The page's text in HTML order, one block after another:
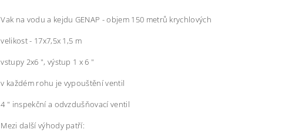
Vak na vodu a kejdu GENAP - objem 150 metrů krychlových
velikost - 17x7,5x 1,5 m
vstupy 2x6 ", výstup 1 x 6 "
v každém rohu je vypouštění ventil
4 " inspekční a odvzdušňovací ventil
Mezi další výhody patří: